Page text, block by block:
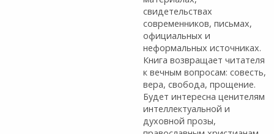
свидетельствах
современников, письмах,
официальных и
неформальных источниках.
Книга возвращает читателя
к вечным вопросам: совесть,
вера, свобода, прощение.
Будет интересна ценителям
интеллектуальной и
духовной прозы,